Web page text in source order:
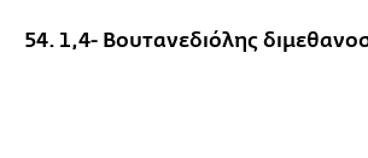
54. 1,4- Βουτανεδιόλης